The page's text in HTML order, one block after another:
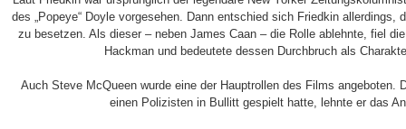
des „Popeye“ Doyle vorgesehen. Dann entschied sich Friedkin allerdings,
zu besetzen. Als dieser – neben James Caan – die Rolle ablehnte, fiel
Hackman und bedeutete dessen Durchbruch als
Auch Steve McQueen wurde eine der Hauptrollen des Films angeboten.
einen Polizisten in Bullitt gespielt hatte, lehnte er das